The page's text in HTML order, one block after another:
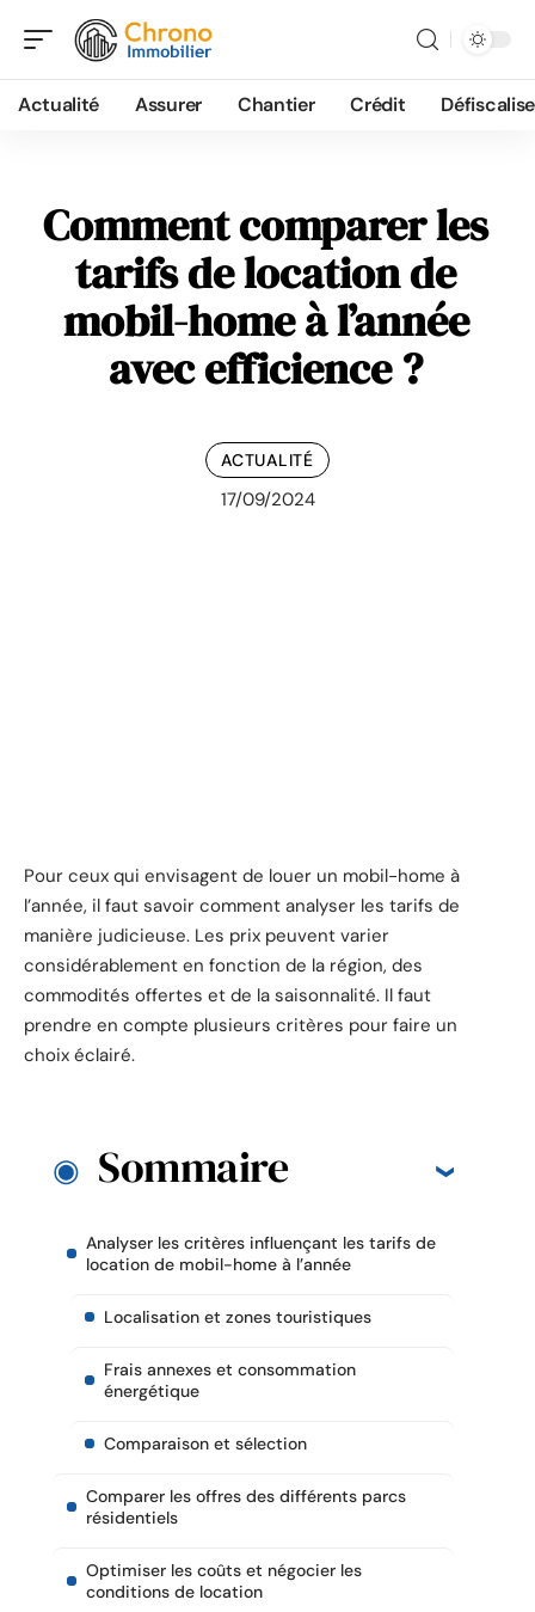
Actualité Assurer Chantier Crédit
Comment comparer les
tarifs de location de
mobil-home à l’année
avec efficience ?
ACTUALITÉ
17/09/2024
Pour ceux qui envisagent de louer un mobil-home à
l’année, il faut savoir comment analyser les tarifs de
manière judicieuse. Les prix peuvent varier
considérablement en fonction de la région, des
commodités offertes et de la saisonnalité. Il faut
prendre en compte plusieurs critères pour faire un
choix éclairé.
Sommaire
Analyser les critères influençant les tarifs de
location de mobil-home à l’année
Localisation et zones touristiques
Frais annexes et consommation
énergétique
Comparaison et sélection
Comparer les offres des différents parcs
résidentiels
Optimiser les coûts et négocier les
conditions de location